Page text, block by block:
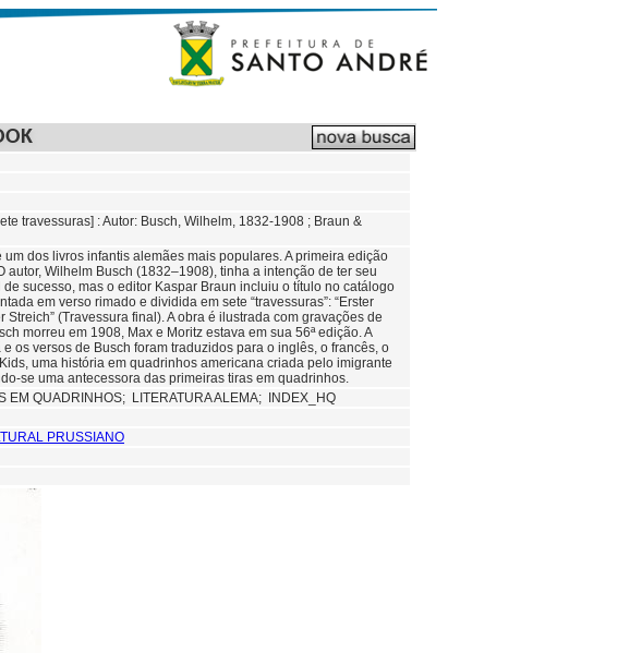
travessuras] : Autor: Busch, Wilhelm, 1832-1908 ; Braun &
dos livros infantis alemães mais populares. A primeira edição
Wilhelm Busch (1832–1908), tinha a intenção de ter seu
sucesso, mas o editor Kaspar Braun incluiu o título no catálogo
em verso rimado e dividida em sete “travessuras”: “Erster
(Travessura final). A obra é ilustrada com gravações de
morreu em 1908, Max e Moritz estava em sua 56ª edição. A
os versos de Busch foram traduzidos para o inglês, o francês, o
uma história em quadrinhos americana criada pelo imigrante
se uma antecessora das primeiras tiras em quadrinhos.
EM QUADRINHOS; LITERATURA ALEMA; INDEX_HQ
PRUSSIANO